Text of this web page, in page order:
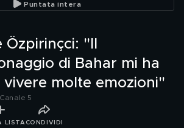
Puntata intera
Özpirinçci: "Il
di Bahar mi ha
molte emozioni"
5
LISTA CONDIVIDI